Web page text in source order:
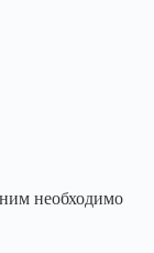
необходимо